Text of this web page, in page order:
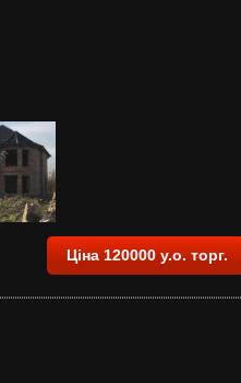
Ціна 120000 у.о. торг.